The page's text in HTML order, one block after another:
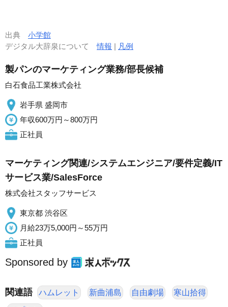
出典 小学館
デジタル大辞泉について情報 | 凡例
製パンのマーケティング業務/部長候補
白石食品工業株式会社
岩手県 盛岡市
年収600万円～800万円
正社員
マーケティング関連/システムエンジニア/要件定義/IT
サービス業/SalesForce
株式会社スタッフサービス
東京都 渋谷区
月給23万5,000円～55万円
正社員
Sponsored by
関連語 ハムレット 新曲浦島 自由劇場 寒山拾得